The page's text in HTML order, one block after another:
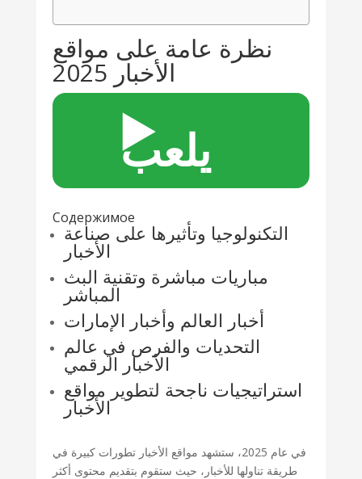
نظرة عامة على مواقع
الأخبار 2025
▶️
يلعب
Содержимое
التكنولوجيا وتأثيرها على صناعة
الأخبار
مباريات مباشرة وتقنية البث
المباشر
أخبار العالم وأخبار الإمارات
التحديات والفرص في عالم
الأخبار الرقمي
استراتيجيات ناجحة لتطوير مواقع
الأخبار
في عام 2025، ستشهد مواقع الأخبار تطورات كبيرة في
طريقة تناولها للأخبار، حيث ستقوم بتقديم محتوى أكثر